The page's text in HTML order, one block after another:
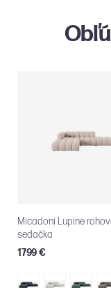
Micadoni Lupine
sedačka
1799 €